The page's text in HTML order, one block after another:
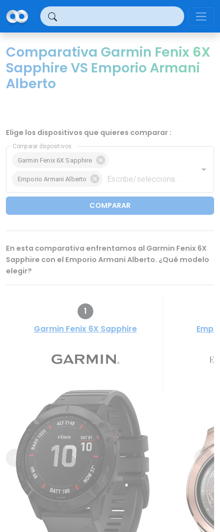
Comparativa Garmin Fenix 6X
Sapphire VS Emporio Armani
Alberto
Elige los dispositivos que quieres comparar :
Comparar dispositivos
Garmin Fenix 6X Sapphire
Emporio Armani Alberto
COMPARAR
En esta comparativa enfrentamos al Garmin Fenix 6X
Sapphire con el Emporio Armani Alberto. ¿Qué modelo
elegir?
1
Garmin Fenix 6X Sapphire
Panel de gestión de cookies